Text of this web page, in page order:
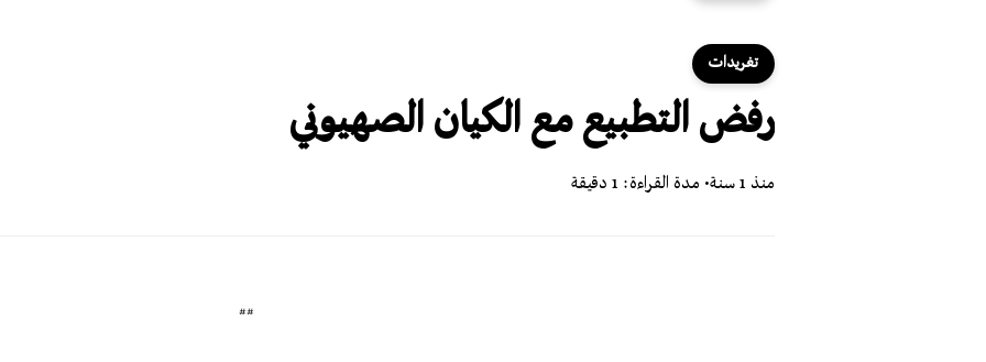
تغريدات
رفض التطبيع مع الكيان الصهيوني
منذ 1 سنة • مدة القراءة: 1 دقيقة
##